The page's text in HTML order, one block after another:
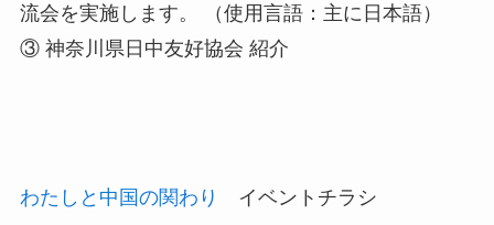
流会を実施します。 （使用言語：主に日本語）
③ 神奈川県日中友好協会 紹介
わたしと中国の関わり イベントチラシ